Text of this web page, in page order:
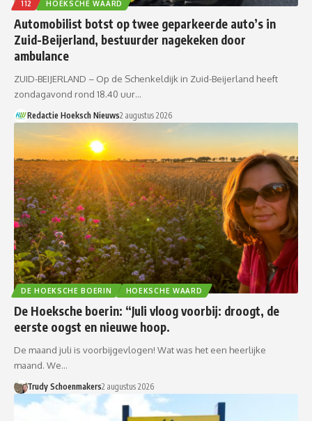
112 HOEKSCHE WAARD
Automobilist botst op twee geparkeerde auto’s in
Zuid-Beijerland, bestuurder nagekeken door
ambulance
ZUID-BEIJERLAND – Op de Schenkeldijk in Zuid-Beijerland heeft
zondagavond rond 18.40 uur…
Redactie Hoeksch Nieuws2 augustus 2026
DE HOEKSCHE BOERIN HOEKSCHE WAARD
De Hoeksche boerin: “Juli vloog voorbij: droogt, de
eerste oogst en nieuwe hoop.
De maand juli is voorbijgevlogen! Wat was het een heerlijke
maand. We…
Trudy Schoenmakers2 augustus 2026